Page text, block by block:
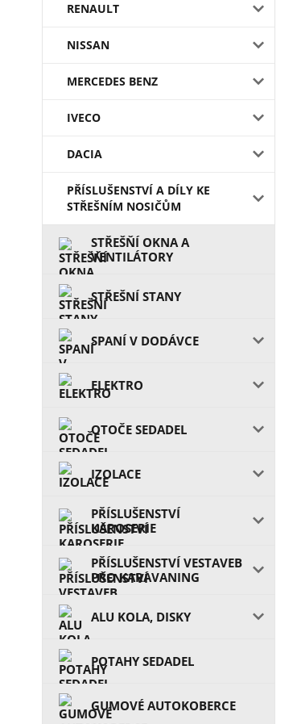
RENAULT
NISSAN
MERCEDES BENZ
IVECO
DACIA
PŘÍSLUŠENSTVÍ A DÍLY KE
STŘEŠNÍM NOSIČŮM
STŘEŠŇÍ OKNA A
VENTILÁTORY
STŘEŠNÍ STANY
SPANÍ V DODÁVCE
ELEKTRO
OTOČE SEDADEL
IZOLACE
PŘÍSLUŠENSTVÍ
KAROSERIE
PŘÍSLUŠENSTVÍ VESTAVEB
PRO KARAVANING
ALU KOLA, DISKY
POTAHY SEDADEL
GUMOVÉ AUTOKOBERCE